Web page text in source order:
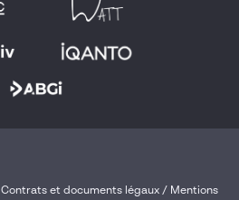
Contrats et documents légaux/ Mentions